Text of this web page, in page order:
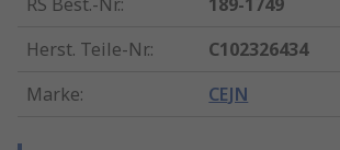
RS Best.-Nr.:
189-1749
Herst. Teile-Nr.:
C102326434
Marke: CEJN